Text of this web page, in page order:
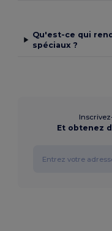
Qu'est-ce qui
spéciaux ?
Et obtenez